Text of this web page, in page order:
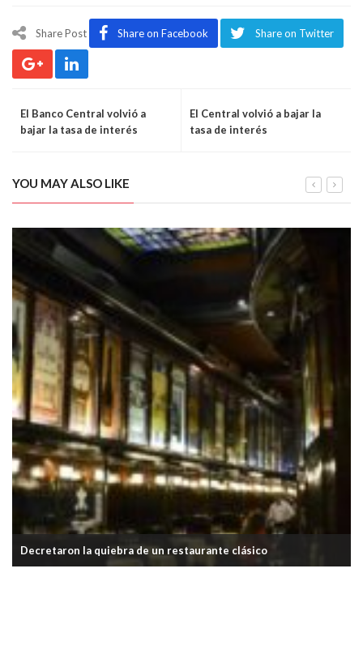
Share Post Share on Facebook Share on Twitter
El Banco Central volvió a
bajar la tasa de interés
El Central volvió a bajar la
tasa de interés
YOU MAY ALSO LIKE
Lanzan créditos en la Ciudad para pagar expensas